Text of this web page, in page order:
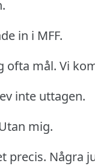
in i MFF.
ofta mål. Vi
inte uttagen.
mig.
precis. Några